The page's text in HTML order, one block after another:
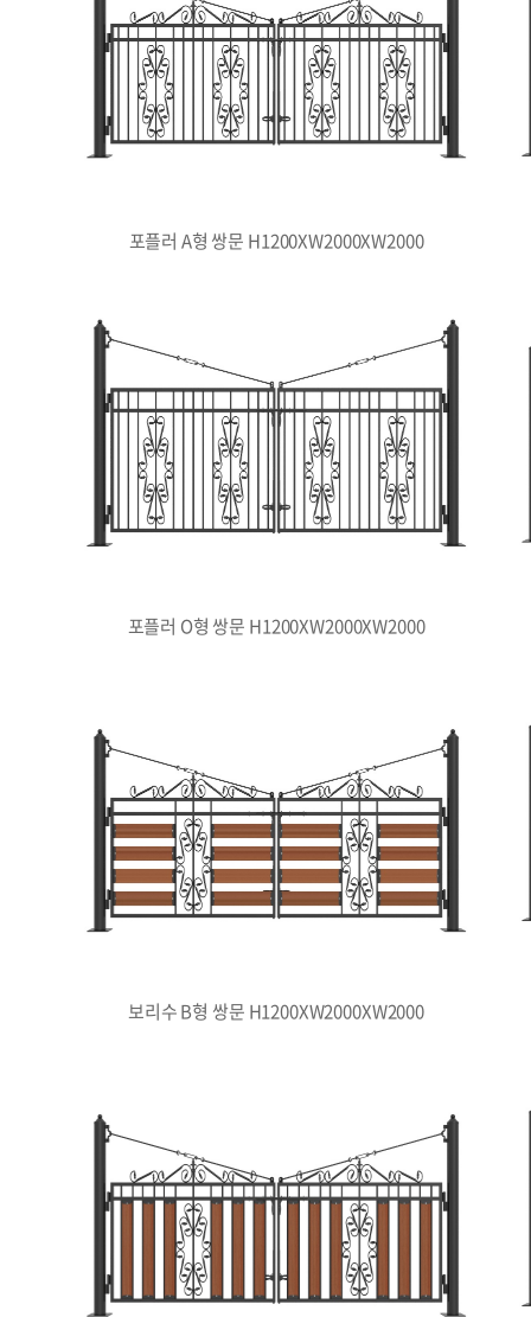
포플러 A형 쌍문 H1200XW2000XW2000
포플러 O형 쌍문 H1200XW2000XW2000
보리수 B형 쌍문 H1200XW2000XW2000